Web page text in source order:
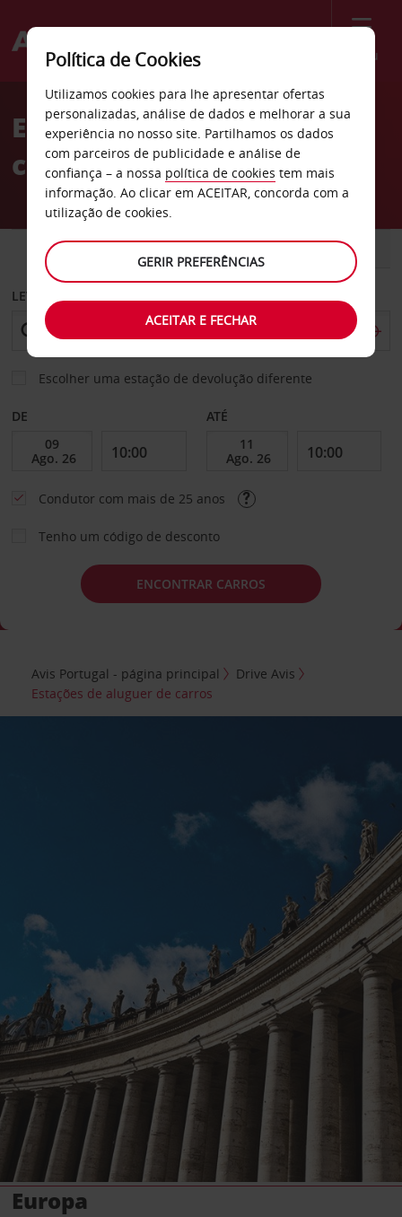
Menu
Welcome
AvisEstações de aluguer de
carros
CARRO COMERCIAIS
LEVANTAR EM
Escolher uma estação de devolução diferente
DE ATÉ
Condutor com mais de 25 anos
Tenho um código de desconto
ENCONTRAR CARROS
Avis Portugal - página principal
Drive Avis
Estações de aluguer de carros
Europa
Política de Cookies
Utilizamos cookies para lhe apresentar ofertas
personalizadas, análise de dados e melhorar a sua
experiência no nosso site. Partilhamos os dados
com parceiros de publicidade e análise de
confiança – a nossa política de cookies tem mais
informação. Ao clicar em ACEITAR, concorda com a
utilização de cookies.
GERIR PREFERÊNCIAS
ACEITAR E FECHAR